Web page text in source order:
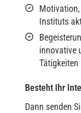
Instituts
innovative
Tätigkeiten
Besteht Ihr
Dann senden